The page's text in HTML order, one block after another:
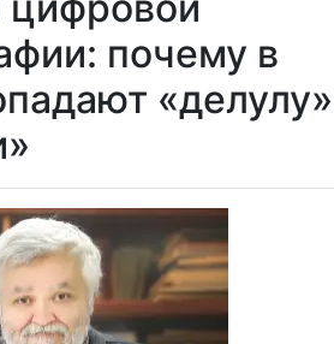
почему в
«делулу»